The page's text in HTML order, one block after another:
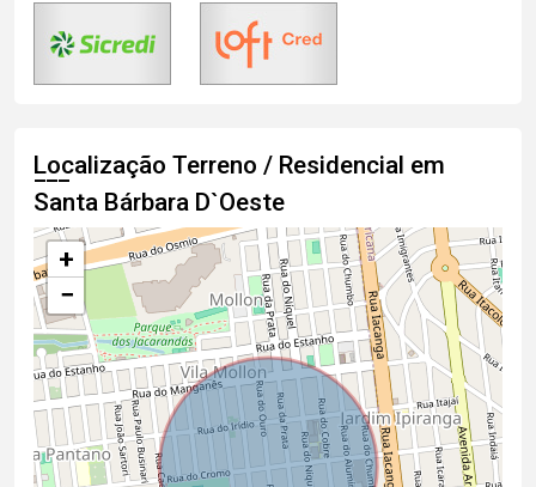
Localização Terreno / Residencial em
Santa Bárbara D`Oeste
+
−